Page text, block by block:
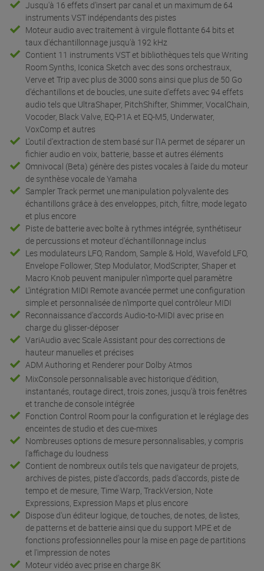
Jusqu'à 16 effets d'insert par canal et un maximum de 64
instruments VST indépendants des pistes
Moteur audio avec traitement à virgule flottante 64 bits et
taux d'échantillonnage jusqu'à 192 kHz
Contient 11 instruments VST et bibliothèques tels que Writing
Room Synths, Iconica Sketch avec des sons orchestraux,
Verve et Trip avec plus de 3000 sons ainsi que plus de 50 Go
d'échantillons et de boucles, une suite d'effets avec 94 effets
audio tels que UltraShaper, PitchShifter, Shimmer, VocalChain,
Vocoder, Black Valve, EQ-P1A et EQ-M5, Underwater,
VoxComp et autres
L'outil d'extraction de stem basé sur l'IA permet de séparer un
fichier audio en voix, batterie, basse et autres éléments
Omnivocal (Beta) génère des pistes vocales à l'aide du moteur
de synthèse vocale de Yamaha
Sampler Track permet une manipulation polyvalente des
échantillons grâce à des enveloppes, pitch, filtre, mode legato
et plus encore
Piste de batterie avec boîte à rythmes intégrée, synthétiseur
de percussions et moteur d'échantillonnage inclus
Les modulateurs LFO, Random, Sample & Hold, Wavefold LFO,
Envelope Follower, Step Modulator, ModScripter, Shaper et
Macro Knob peuvent manipuler n'importe quel paramètre
L'intégration MIDI Remote avancée permet une configuration
simple et personnalisée de n'importe quel contrôleur MIDI
Reconnaissance d'accords Audio-to-MIDI avec prise en
charge du glisser-déposer
VariAudio avec Scale Assistant pour des corrections de
hauteur manuelles et précises
ADM Authoring et Renderer pour Dolby Atmos
MixConsole personnalisable avec historique d'édition,
instantanés, routage direct, trois zones, jusqu'à trois fenêtres
et tranche de console intégrée
Fonction Control Room pour la configuration et le réglage des
enceintes de studio et des cue-mixes
Nombreuses options de mesure personnalisables, y compris
l'affichage du loudness
Contient de nombreux outils tels que navigateur de projets,
archives de pistes, piste d'accords, pads d'accords, piste de
tempo et de mesure, Time Warp, TrackVersion, Note
Expressions, Expression Maps et plus encore
Dispose d'un éditeur logique, de touches, de notes, de listes,
de patterns et de batterie ainsi que du support MPE et de
fonctions professionnelles pour la mise en page de partitions
et l'impression de notes
Moteur vidéo avec prise en charge 8K